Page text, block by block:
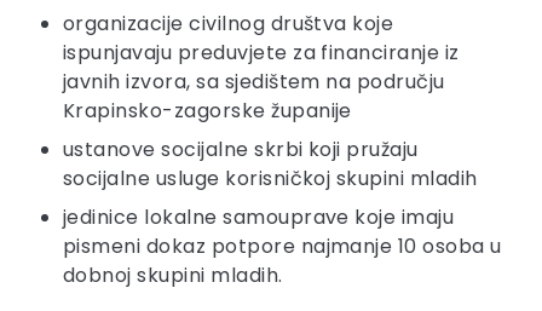
organizacije civilnog društva koje
ispunjavaju preduvjete za financiranje iz
javnih izvora, sa sjedištem na području
Krapinsko-zagorske županije
ustanove socijalne skrbi koji pružaju
socijalne usluge korisničkoj skupini mladih
jedinice lokalne samouprave koje imaju
pismeni dokaz potpore najmanje 10 osoba u
dobnoj skupini mladih.